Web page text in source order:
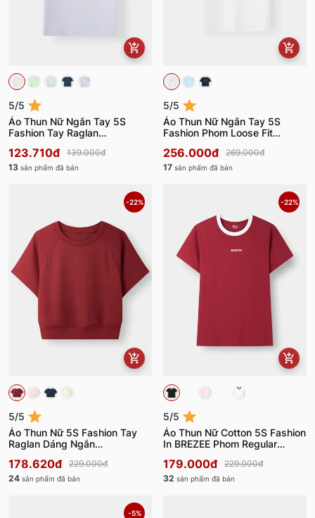
5/5
Áo Thun Nữ Ngắn Tay 5S
Fashion Tay Raglan
123.710đ
139.000đ
13 sản phẩm đã bán
5/5
Áo Thun Nữ Ngắn Tay 5S
Fashion Phom Loose Fit
256.000đ
269.000đ
17 sản phẩm đã bán
-22%
5/5
Áo Thun Nữ 5S Fashion Tay
Raglan Dáng Ngắn
178.620đ
229.000đ
24 sản phẩm đã bán
-22%
5/5
Áo Thun Nữ Cotton 5S Fashion
In BREZEE Phom Regular
179.000đ
229.000đ
32 sản phẩm đã bán
-5%